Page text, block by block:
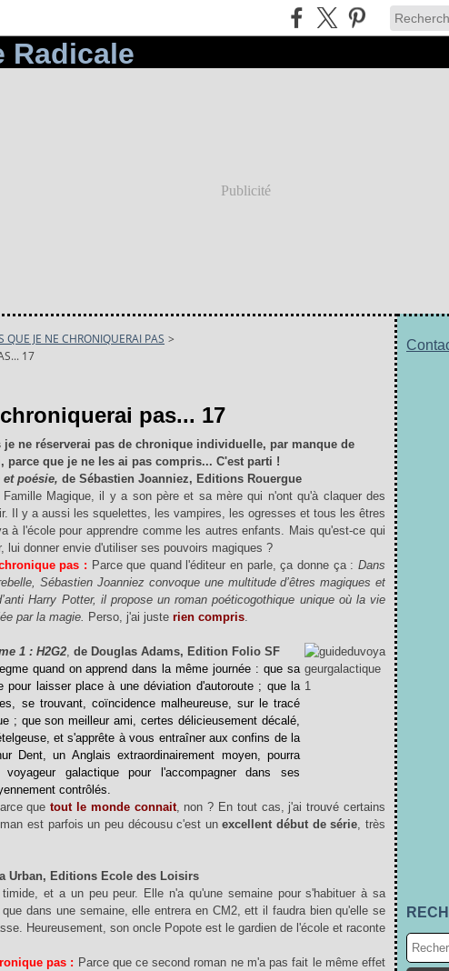
Publicité
QUE JE NE CHRONIQUERAI PAS >
17
pas... 17
ne réserverai pas de chronique individuelle, par manque de
parce que je ne les ai pas compris... C'est parti !
poésie, de Sébastien Joanniez, Editions Rouergue
Famille Magique, il y a son père et sa mère qui n'ont qu'à claquer des
Il y a aussi les squelettes, les vampires, les ogresses et tous les êtres
à l'école pour apprendre comme les autres enfants. Mais qu'est-ce qui
lui donner envie d'utiliser ses pouvoirs magiques ?
pas : Parce que quand l'éditeur en parle, ça donne ça :Dans
Sébastien Joanniez convoque une multitude d’êtres magiques et
Harry Potter, il propose un roman poéticogothique unique où la vie
par la magie. Perso, j'ai juste rien compris.
1 : H2G2, de Douglas Adams, Edition Folio SF
quand on apprend dans la même journée : que sa
laisser place à une déviation d'autoroute ; que la
se trouvant, coïncidence malheureuse, sur le tracé
; que son meilleur ami, certes délicieusement décalé,
et s'apprête à vous entraîner aux confins de la
Dent, un Anglais extraordinairement moyen, pourra
galactique pour l'accompagner dans ses
contrôlés.
quetout le monde connait, non ? En tout cas, j'ai trouvé certains
est parfois un peu décousu c'est unexcellent début de série, très
Urban, Editions Ecole des Loisirs
et a un peu peur. Elle n'a qu'une semaine pour s'habituer à sa
dans une semaine, elle entrera en CM2, ett il faudra bien qu'elle se
Heureusement, son oncle Popote est le gardien de l'école et raconte
pas : Parce que ce second roman ne m'a pas fait le même effet